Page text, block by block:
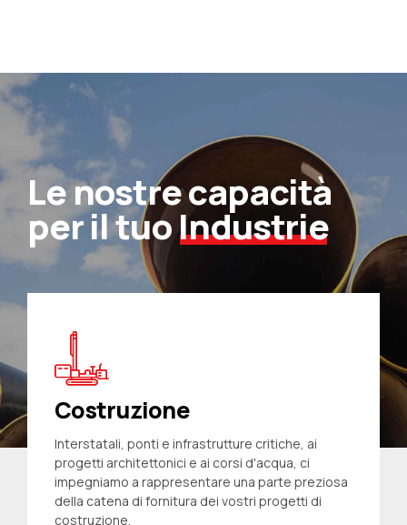
6
7
8
9
0
Le nostre capacità
per il tuoIndustrie
Costruzione
Interstatali, ponti e infrastrutture critiche, ai
progetti architettonici e ai corsi d'acqua, ci
impegniamo a rappresentare una parte preziosa
della catena di fornitura dei vostri progetti di
costruzione.